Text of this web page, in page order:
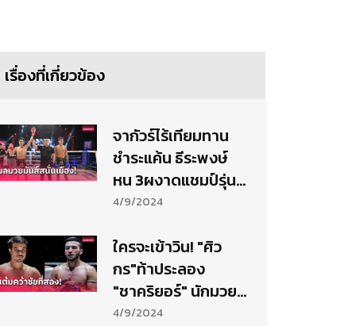
เรื่องที่เกี่ยวข้อง
จากัวร์ไร้เทียมทาน
ชำระแค้น ธีระพงษ์
หน 3ผงาดแชมป์รุ่น
115 ปอนด์
4/9/2024
ใครจะเข้าวิน! "ศิว
กร"ท้าประลอง
"ชาคริยอร์" นักมวย
อุซเบฯ ศึก ONE ลุมพิ
4/9/2024